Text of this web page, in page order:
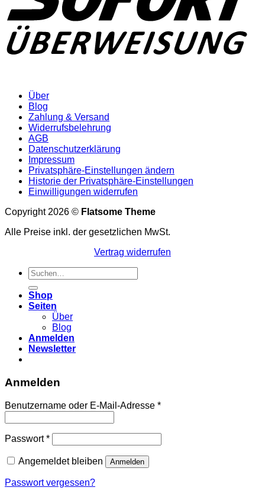
Über
Blog
Zahlung & Versand
Widerrufsbelehrung
AGB
Datenschutzerklärung
Impressum
Privatsphäre-Einstellungen ändern
Historie der Privatsphäre-Einstellungen
Einwilligungen widerrufen
Copyright 2026 © Flatsome Theme
Alle Preise inkl. der gesetzlichen MwSt.
Vertrag widerrufen
Suchen
nach:
Shop
Seiten
Über
Blog
Anmelden
Newsletter
Anmelden
Benutzername oder E-Mail-Adresse *Erforderlich
Passwort*Erforderlich
Angemeldet bleiben Anmelden
Passwort vergessen?